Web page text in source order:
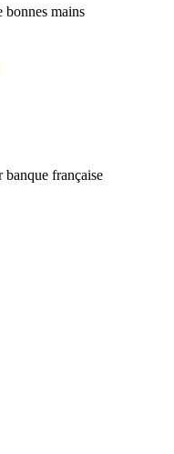
bonnes mains
banque française